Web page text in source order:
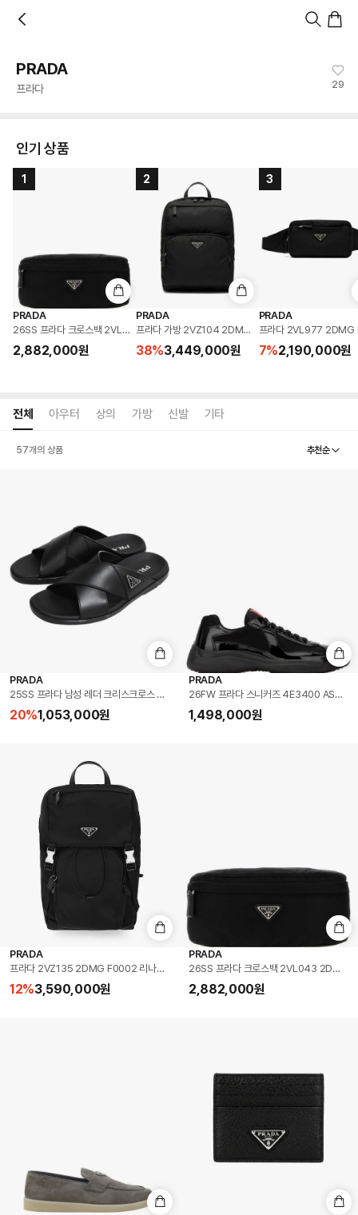
앱 열기
PRADA
프라다 29
인기 상품
1
PRADA
26SS 프라다 크로스백 2VL043 2DMG F0002 BLACK DOM
2,882,000원
2
PRADA
프라다 가방 2VZ104 2DMG F0002 사피아노 리나일론
38%3,449,000원
3
PRADA
프라다 2VL977 2DMG
7%2,190,000원
전체 아우터 상의 가방 신발 기타
57개의 상품 추천순
PRADA
25SS 프라다 남성 레더 크리스크로스 슬리퍼 블랙 2X3111 3LEM F0002
20%1,053,000원
PRADA
26FW 프라다 스니커즈 4E3400 ASZ
1,498,000원
PRADA
프라다 2VZ135 2DMG F0002 리나일론 트라이앵글 로고 백팩
12%3,590,000원
PRADA
26SS 프라다 크로스백 2VL043 2DMG
2,882,000원